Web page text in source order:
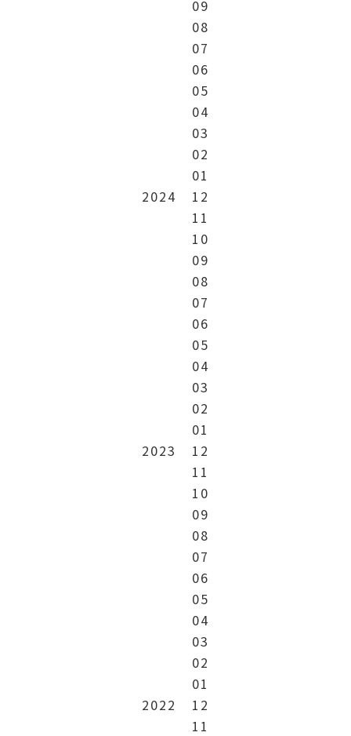
09
08
07
06
05
04
03
02
01
2024
12
11
10
09
08
07
06
05
04
03
02
01
2023
12
11
10
09
08
07
06
05
04
03
02
01
2022
12
11